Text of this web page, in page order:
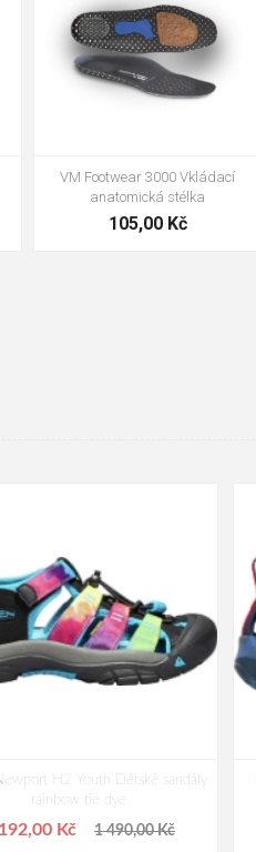
VM Footwear 3600 Impregnace
water stop
239,00 Kč
H2 Youth Dětské sandály
rainbow tie dye
Kč 1 490,00 Kč